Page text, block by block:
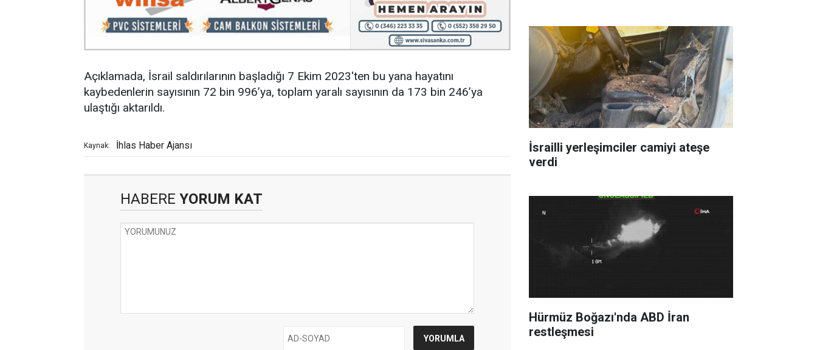
Açıklamada, İsrail saldırılarının başladığı 7 Ekim 2023'ten bu yana hayatını
kaybedenlerin sayısının 72 bin 996’ya, toplam yaralı sayısının da 173 bin 246’ya
ulaştığı aktarıldı.
Kaynak: İhlas Haber Ajansı
HABERE YORUM KAT
İsrailli yerleşimciler camiyi ateşe
verdi
Hürmüz Boğazı'nda ABD İran
restleşmesi